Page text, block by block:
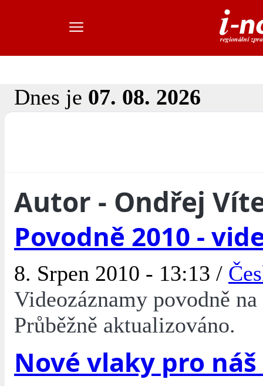
Dnes je 07. 08. 2026
Autor - Ondřej
Povodně 2010 -
8. Srpen 2010 - 13:13 /
Videozáznamy povodně
Průběžně aktualizováno.
Nové vlaky pro